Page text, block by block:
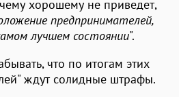
хорошему не приведет,
предпринимателей,
лучшем состоянии".
что по итогам этих
ждут солидные штрафы.